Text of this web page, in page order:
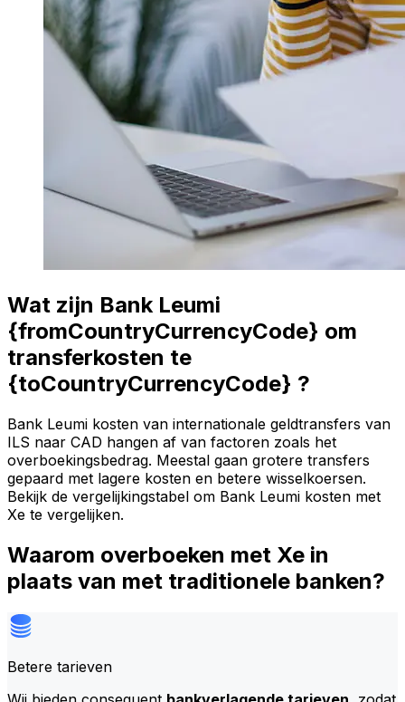
Wat zijn Bank Leumi
{fromCountryCurrencyCode} om
transferkosten te
{toCountryCurrencyCode} ?
Bank Leumi kosten van internationale geldtransfers van
ILS naar CAD hangen af van factoren zoals het
overboekingsbedrag. Meestal gaan grotere transfers
gepaard met lagere kosten en betere wisselkoersen.
Bekijk de vergelijkingstabel om Bank Leumi kosten met
Xe te vergelijken.
Waarom overboeken met Xe in
plaats van met traditionele banken?
Betere tarieven